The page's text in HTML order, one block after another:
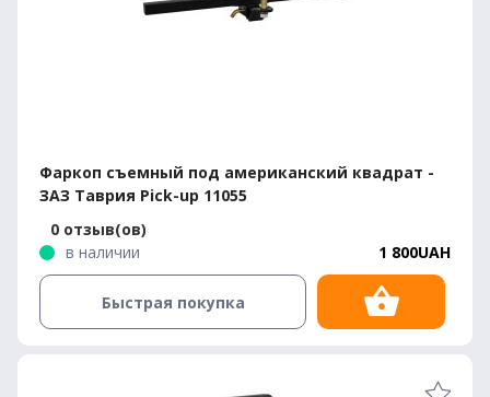
Фаркоп съемный под американский квадрат -
ЗАЗ Таврия Pick-up 11055
0 отзыв(ов)
в наличии
1 800UAH
Быстрая покупка